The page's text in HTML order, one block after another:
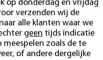
op donderdag en vrijdag
verzenden wij de
alle klanten waar we
geen tijds indicatie
zoals de te
of andere dergelijke